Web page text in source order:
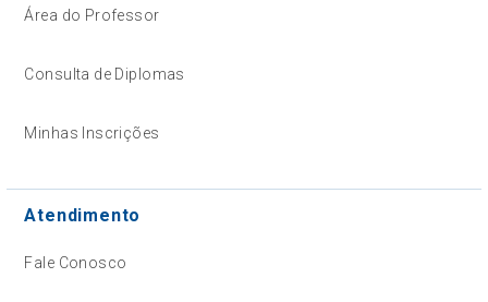
Área do Professor
Consulta de Diplomas
Minhas Inscrições
Atendimento
Fale Conosco